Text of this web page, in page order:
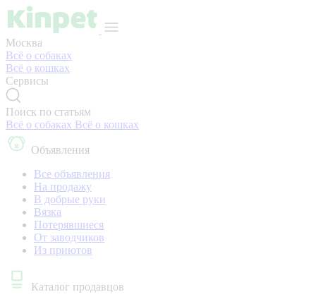
Москва
Всё о собаках
Всё о кошках
Сервисы
Поиск по статьям
Всё о собаках Всё о кошках
Объявления
Все объявления
На продажу
В добрые руки
Вязка
Потерявшиеся
От заводчиков
Из приютов
Каталог продавцов